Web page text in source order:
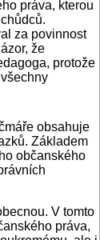
práva, kterou
za povinnost
že
protože
obsahuje
Základem
občanského
V tomto
práva,